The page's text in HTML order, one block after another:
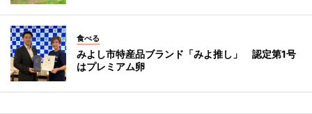
食べる
みよし市特産品ブランド「みよ推し」 認定第1号
はプレミアム卵